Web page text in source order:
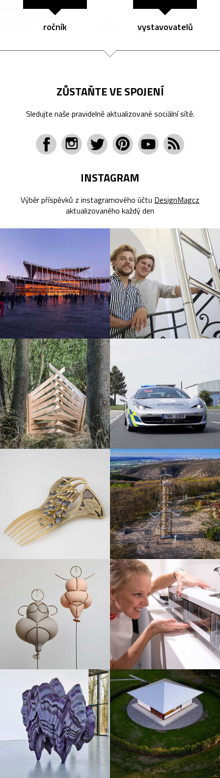
ročník vystavovatelů
ZŮSTAŇTE VE SPOJENÍ
Sledujte naše pravidelně aktualizované sociální sítě.
INSTAGRAM
Výběr příspěvků z instagramového účtu DesignMagcz
aktualizovaného každý den